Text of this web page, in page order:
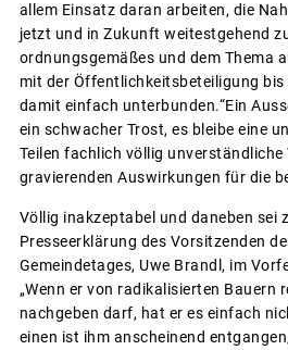
allem Einsatz daran arbeiten, die
jetzt und in Zukunft weitestgehend
ordnungsgemäßes und dem Thema
mit der Öffentlichkeitsbeteiligung
damit einfach unterbunden.“Ein
ein schwacher Trost, es bleibe eine
Teilen fachlich völlig
gravierenden Auswirkungen für die
Völlig inakzeptabel und daneben sei
Presseerklärung des Vorsitzenden
Gemeindetages, Uwe Brandl, im
„Wenn er von radikalisierten Bauern
nachgeben darf, hat er es einfach
einen ist ihm anscheinend